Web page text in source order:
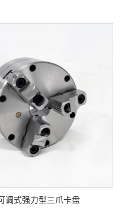
调式强力型三爪卡盘